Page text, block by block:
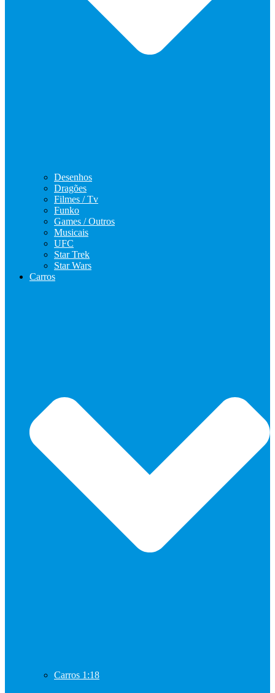
Desenhos
Dragões
Filmes / Tv
Funko
Games / Outros
Musicais
UFC
Star Trek
Star Wars
Carros
Carros 1:18